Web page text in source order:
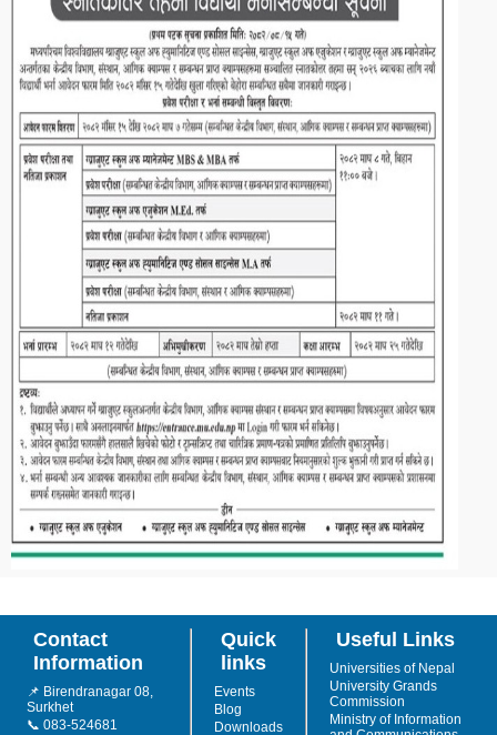
Contact
Information
📌 Birendranagar 08,
Surkhet
📞 083-524681
Quick
links
Events
Blog
Downloads
Useful Links
Universities of Nepal
University Grands
Commission
Ministry of Information